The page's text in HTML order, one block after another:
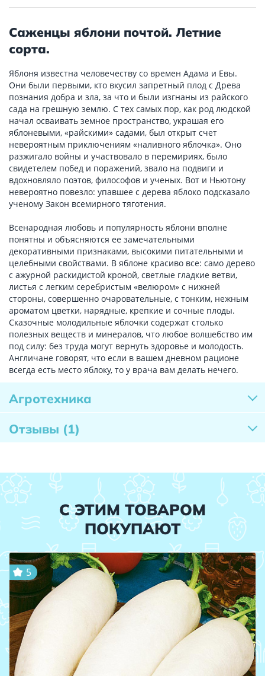
Саженцы яблони почтой. Летние
сорта.
Яблоня известна человечеству со времен Адама и Евы.
Они были первыми, кто вкусил запретный плод с Древа
познания добра и зла, за что и были изгнаны из райского
сада на грешную землю. С тех самых пор, как род людской
начал осваивать земное пространство, украшая его
яблоневыми, «райскими» садами, был открыт счет
невероятным приключениям «наливного яблочка». Оно
разжигало войны и участвовало в перемириях, было
свидетелем побед и поражений, звало на подвиги и
вдохновляло поэтов, философов и ученых. Вот и Ньютону
невероятно повезло: упавшее с дерева яблоко подсказало
ученому Закон всемирного тяготения.
Всенародная любовь и популярность яблони вполне
понятны и объясняются ее замечательными
декоративными признаками, высокими питательными и
целебными свойствами. В яблоне красиво все: само дерево
с ажурной раскидистой кроной, светлые гладкие ветви,
листья с легким серебристым «велюром» с нижней
стороны, совершенно очаровательные, с тонким, нежным
ароматом цветки, нарядные, крепкие и сочные плоды.
Сказочные молодильные яблочки содержат столько
полезных веществ и минералов, что любое волшебство им
под силу: без труда могут вернуть здоровье и молодость.
Англичане говорят, что если в вашем дневном рационе
всегда есть место яблоку, то у врача вам делать нечего.
Агротехника
Отзывы (1)
С ЭТИМ ТОВАРОМ
ПОКУПАЮТ
5